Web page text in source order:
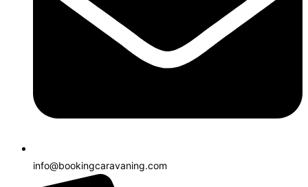
info@bookingcaravaning.com